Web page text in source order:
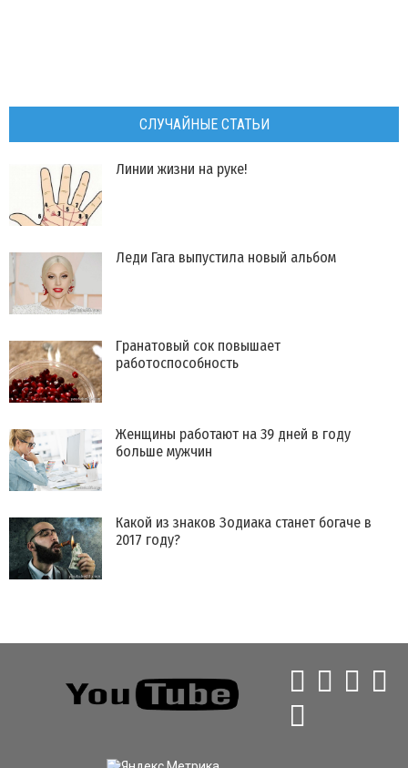
СЛУЧАЙНЫЕ СТАТЬИ
Линии жизни на руке!
​Леди Гага выпустила новый альбом
Гранатовый сок повышает
работоспособность
​Женщины работают на 39 дней в году
больше мужчин
Какой из знаков Зодиака станет богаче в
2017 году?